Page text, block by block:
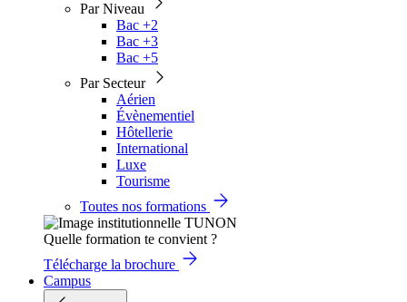
Par Niveau
Bac +2
Bac +3
Bac +5
Par Secteur
Aérien
Évènementiel
Hôtellerie
International
Luxe
Tourisme
Toutes nos formations
Quelle formation te convient ?
Télécharge la brochure
Campus